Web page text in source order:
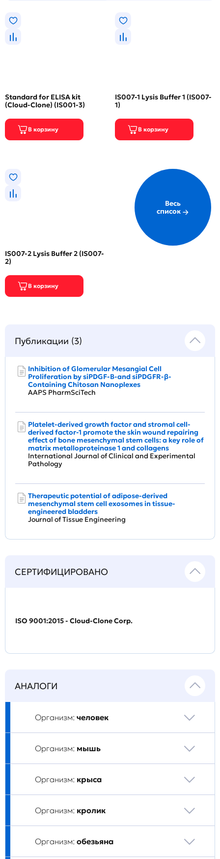
Standard for ELISA kit
(Cloud-Clone) (IS001-3)
IS007-1 Lysis Buffer 1 (IS007-
1)
IS007-2 Lysis Buffer 2 (IS007-
2)
Весь
список
Публикации (3)
Inhibition of Glomerular Mesangial Cell
Proliferation by siPDGF-B-and siPDGFR-β-
Containing Chitosan Nanoplexes
AAPS PharmSciTech
Platelet-derived growth factor and stromal cell-
derived factor-1 promote the skin wound repairing
effect of bone mesenchymal stem cells: a key role of
matrix metalloproteinase 1 and collagens
International Journal of Clinical and Experimental
Pathology
Therapeutic potential of adipose-derived
mesenchymal stem cell exosomes in tissue-
engineered bladders
Journal of Tissue Engineering
СЕРТИФИЦИРОВАНО
ISO 9001:2015 - Cloud-Clone Corp.
АНАЛОГИ
Организм: человек
Организм: мышь
Организм: крыса
Организм: кролик
Организм: обезьяна